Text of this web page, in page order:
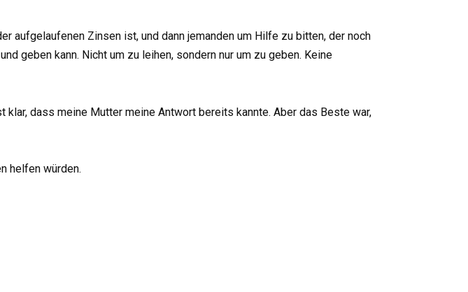
aufgelaufenen Zinsen ist, und dann jemanden um Hilfe zu bitten, der noch
geben kann. Nicht um zu leihen, sondern nur um zu geben. Keine
dass meine Mutter meine Antwort bereits kannte. Aber das Beste war,
helfen würden.